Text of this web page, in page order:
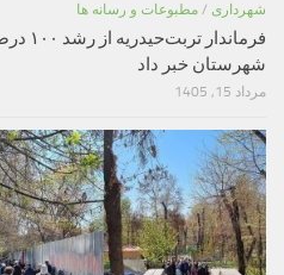
شهرداری / مطبوعات و رسانه ها
شهرستان خبر داد
مرداد 15, 1405